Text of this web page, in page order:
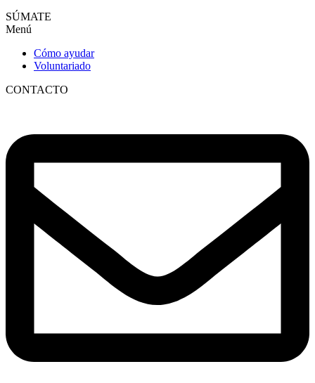
SÚMATE
Menú
Cómo ayudar
Voluntariado
CONTACTO